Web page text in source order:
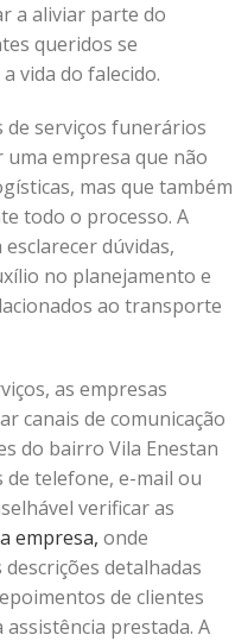
a aliviar parte do
queridos se
vida do falecido.
de serviços funerários
uma empresa que não
mas que também
todo o processo. A
dúvidas,
no planejamento e
ao transporte
as empresas
canais de comunicação
do bairro Vila Enestan
telefone, e-mail ou
verificar as
empresa, onde
detalhadas
de clientes
prestada. A